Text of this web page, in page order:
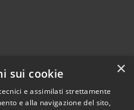
×
sui cookie
e assimilati strettamente
e alla navigazione del sito,